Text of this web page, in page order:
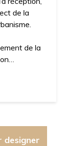
de la
de la
designer